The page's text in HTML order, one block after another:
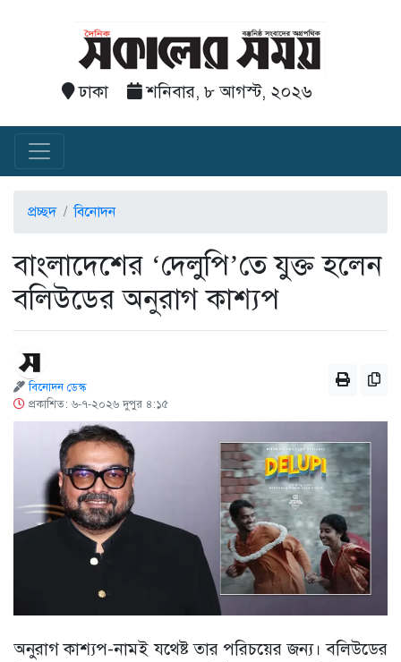
ঢাকা শনিবার, ৮ আগস্ট, ২০২৬
প্রচ্ছদ বিনোদন
বাংলাদেশের ‘দেলুপি’তে যুক্ত হলেন
বলিউডের অনুরাগ কাশ্যপ
বিনোদন ডেস্ক
প্রকাশিত: ৬-৭-২০২৬ দুপুর ৪:১৫
অনুরাগ কাশ্যপ-নামই যথেষ্ট তার পরিচয়ের জন্য। বলিউডের